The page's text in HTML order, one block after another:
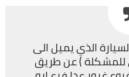
الذي يميل الى
للمشكلة ) عن طريق